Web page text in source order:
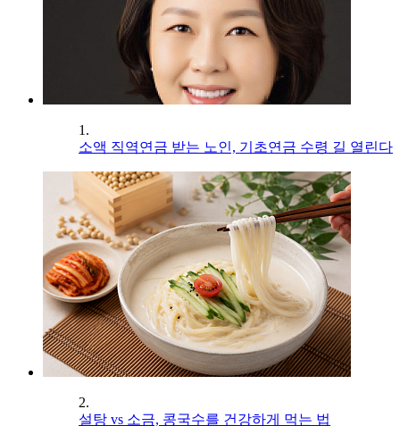
1.
소액 직역연금 받는 노인, 기초연금 수령 길 열린다
2.
설탕 vs 소금, 콩국수를 건강하게 먹는 법